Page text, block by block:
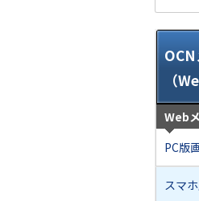
（
Web
PC版
スマ